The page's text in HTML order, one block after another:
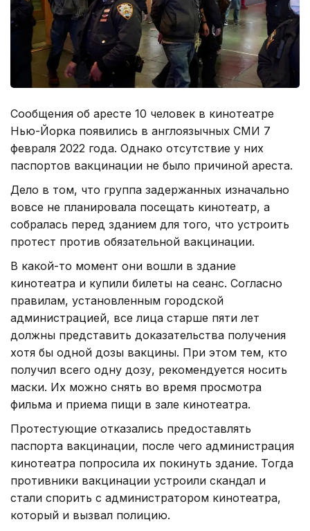
Сообщения об аресте 10 человек в кинотеатре
Нью-Йорка появились в англоязычных СМИ 7
февраля 2022 года. Однако отсутствие у них
паспортов вакцинации не было причиной ареста.
Дело в том, что группа задержанных изначально
вовсе не планировала посещать кинотеатр, а
собралась перед зданием для того, что устроить
протест против обязательной вакцинации.
В какой-то момент они вошли в здание
кинотеатра и купили билеты на сеанс. Согласно
правилам, установленным городской
администрацией, все лица старше пяти лет
должны представить доказательства получения
хотя бы одной дозы вакцины. При этом тем, кто
получил всего одну дозу, рекомендуется носить
маски. Их можно снять во время просмотра
фильма и приема пищи в зале кинотеатра.
Протестующие отказались предоставлять
паспорта вакцинации, после чего администрация
кинотеатра попросила их покинуть здание. Тогда
противники вакцинации устроили скандал и
стали спорить с администратором кинотеатра,
который и вызвал полицию.